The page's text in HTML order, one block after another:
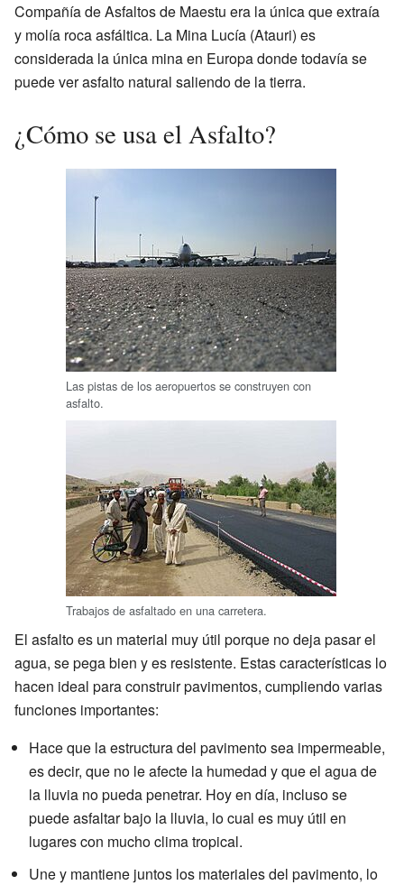
Compañía de Asfaltos de Maestu era la única que extraía
y molía roca asfáltica. La Mina Lucía (Atauri) es
considerada la única mina en Europa donde todavía se
puede ver asfalto natural saliendo de la tierra.
¿Cómo se usa el Asfalto?
Las pistas de los aeropuertos se construyen con
asfalto.
Trabajos de asfaltado en una carretera.
El asfalto es un material muy útil porque no deja pasar el
agua, se pega bien y es resistente. Estas características lo
hacen ideal para construir pavimentos, cumpliendo varias
funciones importantes:
Hace que la estructura del pavimento sea impermeable,
es decir, que no le afecte la humedad y que el agua de
la lluvia no pueda penetrar. Hoy en día, incluso se
puede asfaltar bajo la lluvia, lo cual es muy útil en
lugares con mucho clima tropical.
Une y mantiene juntos los materiales del pavimento, lo